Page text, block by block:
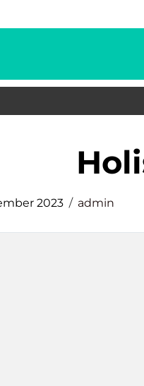
2023 admin